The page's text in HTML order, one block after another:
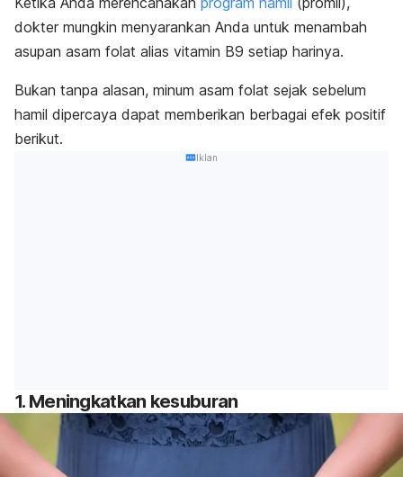
dokter mungkin menyarankan Anda untuk menambah
asupan asam folat alias vitamin B9 setiap harinya.
Bukan tanpa alasan, minum asam folat sejak sebelum
hamil dipercaya dapat memberikan berbagai efek positif
berikut.
Iklan
1. Meningkatkan kesuburan